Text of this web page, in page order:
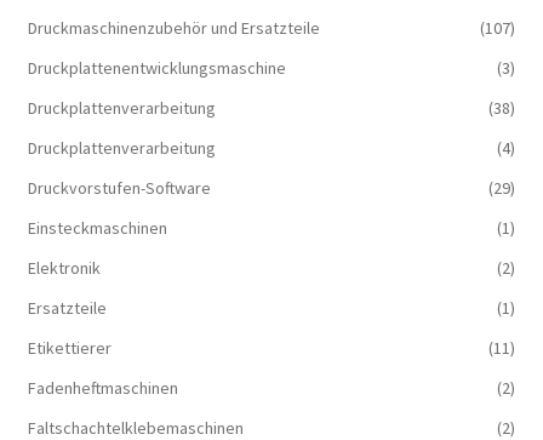
Druckmaschinenzubehör und Ersatzteile
(107)
Druckplattenentwicklungsmaschine
(3)
Druckplattenverarbeitung
(38)
Druckplattenverarbeitung
(4)
Druckvorstufen-Software
(29)
Einsteckmaschinen
(1)
Elektronik
(2)
Ersatzteile
(1)
Etikettierer
(11)
Fadenheftmaschinen
(2)
Faltschachtelklebemaschinen
(2)